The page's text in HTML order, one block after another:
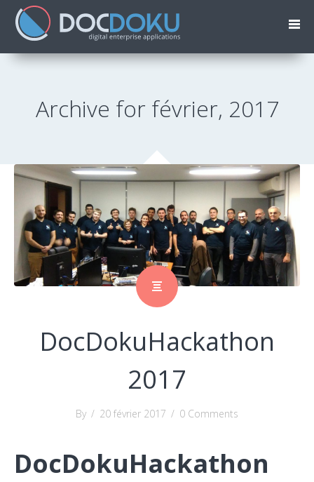
Archive for février, 2017
DocDokuHackathon
2017
By / 20 février 2017 / 0 Comments
DocDokuHackathon